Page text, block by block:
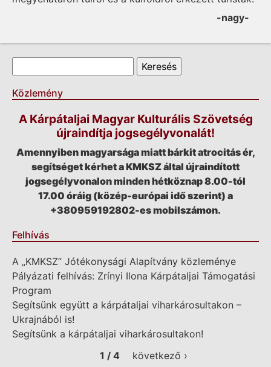
-nagy-
Keresés űrlap
Keresés
Közlemény
A Kárpátaljai Magyar Kulturális Szövetség
újraindítja jogsegélyvonalát!
Amennyiben magyarsága miatt bárkit atrocitás ér,
segítséget kérhet a KMKSZ által újraindított
jogsegélyvonalon minden hétköznap 8.00-tól
17.00 óráig (közép-európai idő szerint) a
+380959192802-es mobilszámon.
Felhívás
A „KMKSZ” Jótékonysági Alapítvány közleménye
Pályázati felhívás: Zrínyi Ilona Kárpátaljai Támogatási
Program
Segítsünk együtt a kárpátaljai viharkárosultakon –
Ukrajnából is!
Segítsünk a kárpátaljai viharkárosultakon!
1 / 4
következő ›